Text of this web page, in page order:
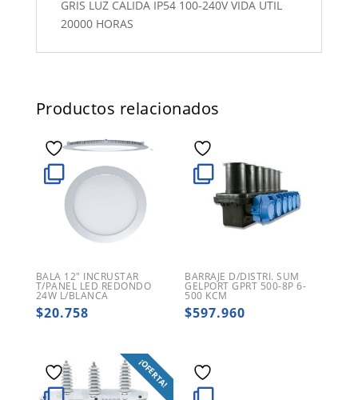
GRIS LUZ CALIDA IP54 100-240V VIDA UTIL
20000 HORAS
Productos relacionados
BALA 12″ INCRUSTAR
T/PANEL LED REDONDO
24W L/BLANCA
$20.758
BARRAJE D/DISTRI. SUM
GELPORT GPRT 500-8P 6-
500 KCM
$597.960
¡OFERTA!